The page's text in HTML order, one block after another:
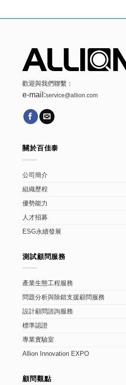
歡迎與我們聯繫：
e-mail:service@allion.com
關於百佳泰
公司簡介
組織歷程
優勢能力
人才招募
ESG永續發展
測試顧問服務
產業生態工程服務
問題分析與除錯支援顧問服務
設計顧問諮詢服務
標準認證
專業實驗室
Allion Innovation EXPO
顧問觀點